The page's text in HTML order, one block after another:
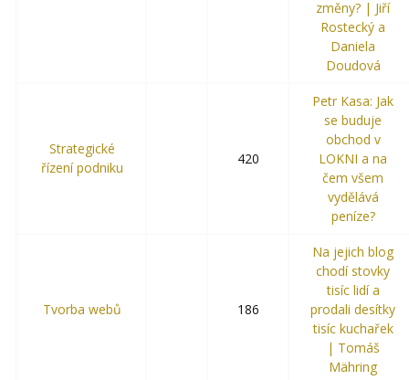
změny? | Jiří
Rostecký a
Daniela
Doudová
Strategické
řízení podniku
420
Petr Kasa: Jak
se buduje
obchod v
LOKNI a na
čem všem
vydělává
peníze?
Tvorba webů 186
Na jejich blog
chodí stovky
tisíc lidí a
prodali desítky
tisíc kuchařek
| Tomáš
Mähring